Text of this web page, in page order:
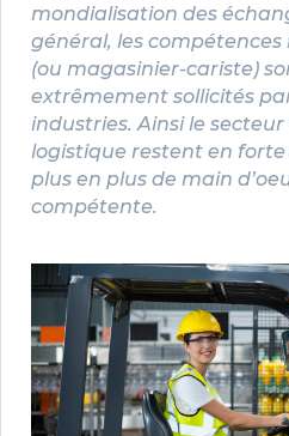
mondialisation des
général, les compétences
(ou magasinier-cariste)
extrêmement sollicités
industries. Ainsi le
logistique restent en
plus en plus de main
compétente.